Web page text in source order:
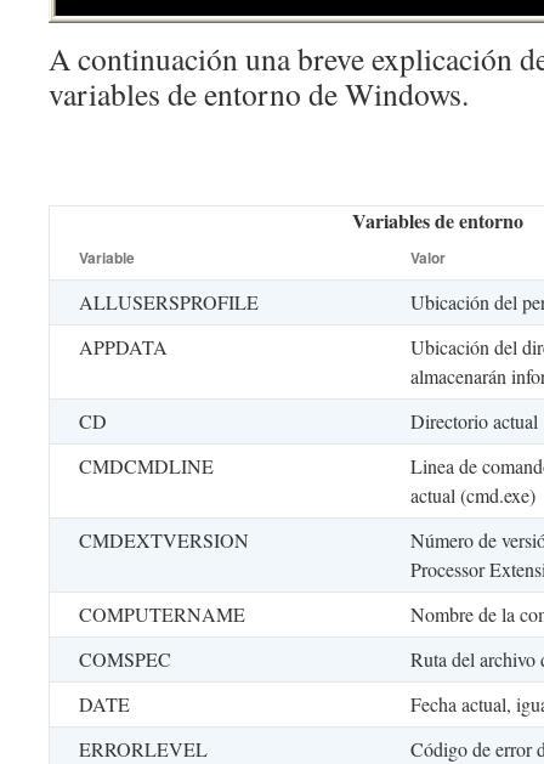
A continuación una breve explicación
variables de entorno de Windows.
Variables de entorno
Variable Valor
ALLUSERSPROFILE
Ubicación del
APPDATA
Ubicación del
almacenarán
CD
Directorio actual
CMDCMDLINE
Linea de
actual (cmd.exe)
CMDEXTVERSION
Número de
Processor
COMPUTERNAME
Nombre de la
COMSPEC
Ruta del archivo
DATE
Fecha actual,
ERRORLEVEL
Código de error